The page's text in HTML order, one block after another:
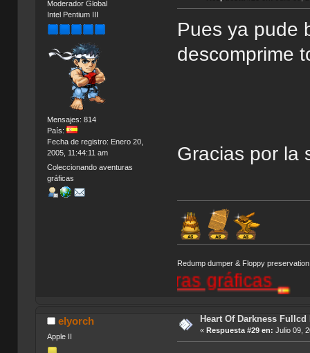
Moderador Global
Intel Pentium III
Mensajes: 814
País:
Fecha de registro: Enero 20,
2005, 11:44:11 am
Coleccionando aventuras
gráficas
Pues ya pude
descomprime
Gracias por la
Redump dumper & Floppy preservation
de aventuras gráficas
elyorch
Apple II
Heart Of Darkness Fullcd
« Respuesta #29 en: Julio 09,